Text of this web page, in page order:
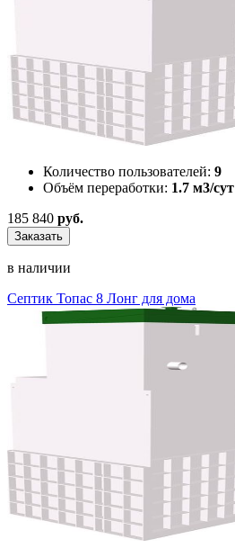
Количество пользователей: 9
Объём переработки: 1.7 м3/сут
185 840 руб.
Заказать
в наличии
Септик Топас 8 Лонг для дома